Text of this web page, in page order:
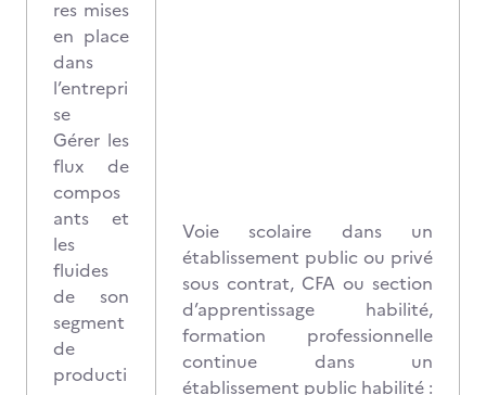
res mises
en place
dans
l’entrepri
se
Gérer les
flux de
compos
ants et
les
fluides
de son
segment
de
producti
Voie scolaire dans un
établissement public ou privé
sous contrat, CFA ou section
d’apprentissage habilité,
formation professionnelle
continue dans un
établissement public habilité :